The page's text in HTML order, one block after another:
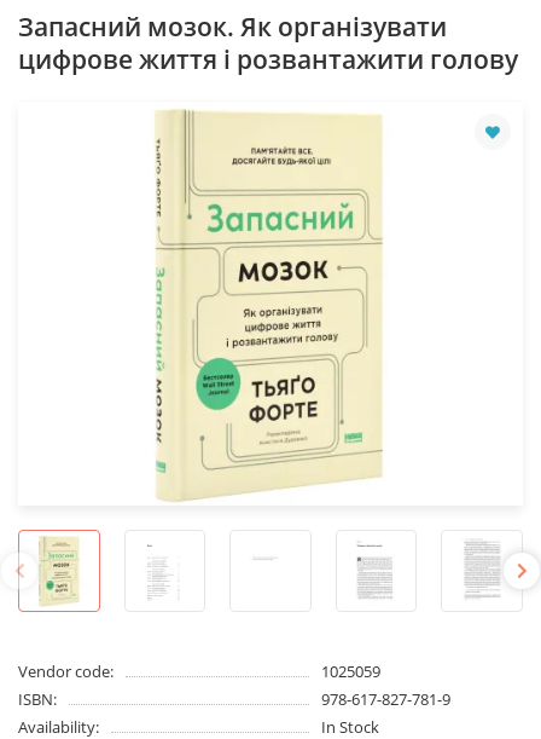
Запасний мозок. Як організувати
цифрове життя і розвантажити голову
Vendor code:
1025059
ISBN:
978-617-827-781-9
Availability:
In Stock